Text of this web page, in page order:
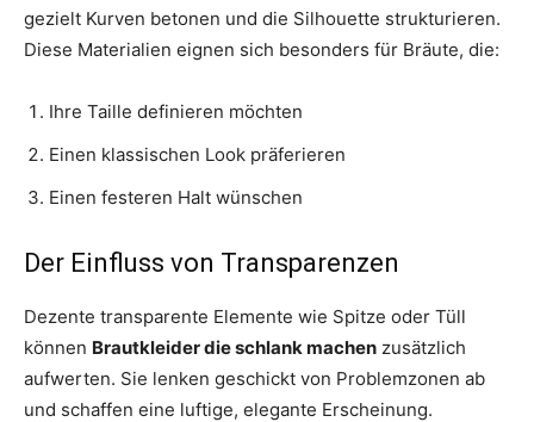
gezielt Kurven betonen und die Silhouette strukturieren.
Diese Materialien eignen sich besonders für Bräute, die:
Ihre Taille definieren möchten
Einen klassischen Look präferieren
Einen festeren Halt wünschen
Der Einfluss von Transparenzen
Dezente transparente Elemente wie Spitze oder Tüll
können Brautkleider die schlank machen zusätzlich
aufwerten. Sie lenken geschickt von Problemzonen ab
und schaffen eine luftige, elegante Erscheinung.